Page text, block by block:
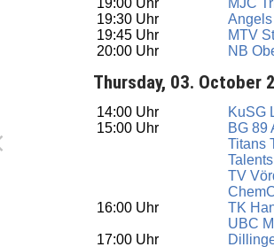
19:00 Uhr MJC
19:30 Uhr
19:45 Uhr
MTV
20:00 Uhr
NB
Thursday, 03. October
14:00 Uhr KuSG
15:00 Uhr
BG 89
Titans
TV
16:00 Uhr
TK
UBC
17:00 Uhr